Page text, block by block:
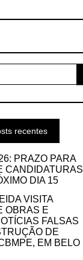
recentes
PRAZO PARA
CANDIDATURAS
DIA 15
VISITA
OBRAS E
FALSAS
DE
EM BELO